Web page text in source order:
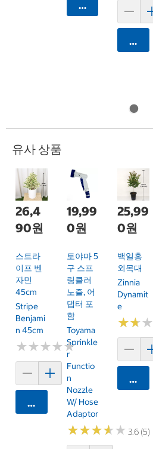
카트에 담기
카트
유사 상품
26,4
90원
스트라
이프 벤
자민
45cm
Stripe
Benjami
N 45cm
★★★★★
★★★★★
카트에 담기
19,99
0원
토야마 5
구 스프
링클러
노즐, 어
댑터 포
함
Toyama
Sprinkle
R
Functio
N
Nozzle
W/ Hose
Adaptor
★★★★★
★★★★★ 3.6 (5)
25,99
0원
백일홍
외목대
Zinnia
Dynamit
E
★★★
★★★
카트